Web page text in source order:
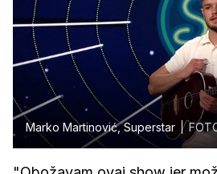
Marko Martinović, Superstar